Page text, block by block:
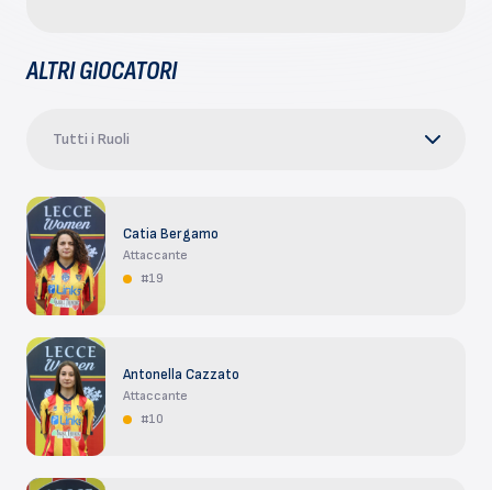
ALTRI GIOCATORI
Tutti i Ruoli
Catia Bergamo
Attaccante
#19
Antonella Cazzato
Attaccante
#10